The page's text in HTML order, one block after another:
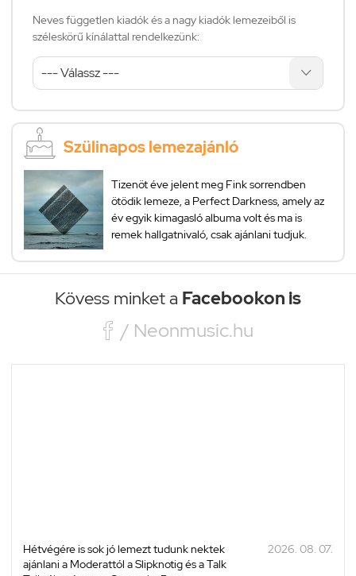
Neves független kiadók és a nagy kiadók lemezeiből is
széleskörű kínálattal rendelkezünk:
Szülinapos lemezajánló
Tizenöt éve jelent meg Fink sorrendben
ötödik lemeze, a Perfect Darkness, amely az
év egyik kimagasló albuma volt és ma is
remek hallgatnivaló, csak ajánlani tudjuk.
Kövess minket a Facebookon is
 / Neonmusic.hu
Hétvégére is sok jó lemezt tudunk nektek
ajánlani a Moderattól a Slipknotig és a Talk
2026. 08. 07.